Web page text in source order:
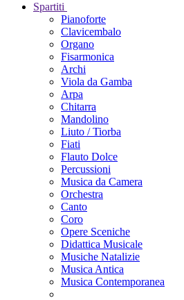
Spartiti
Pianoforte
Clavicembalo
Organo
Fisarmonica
Archi
Viola da Gamba
Arpa
Chitarra
Mandolino
Liuto / Tiorba
Fiati
Flauto Dolce
Percussioni
Musica da Camera
Orchestra
Canto
Coro
Opere Sceniche
Didattica Musicale
Musiche Natalizie
Musica Antica
Musica Contemporanea